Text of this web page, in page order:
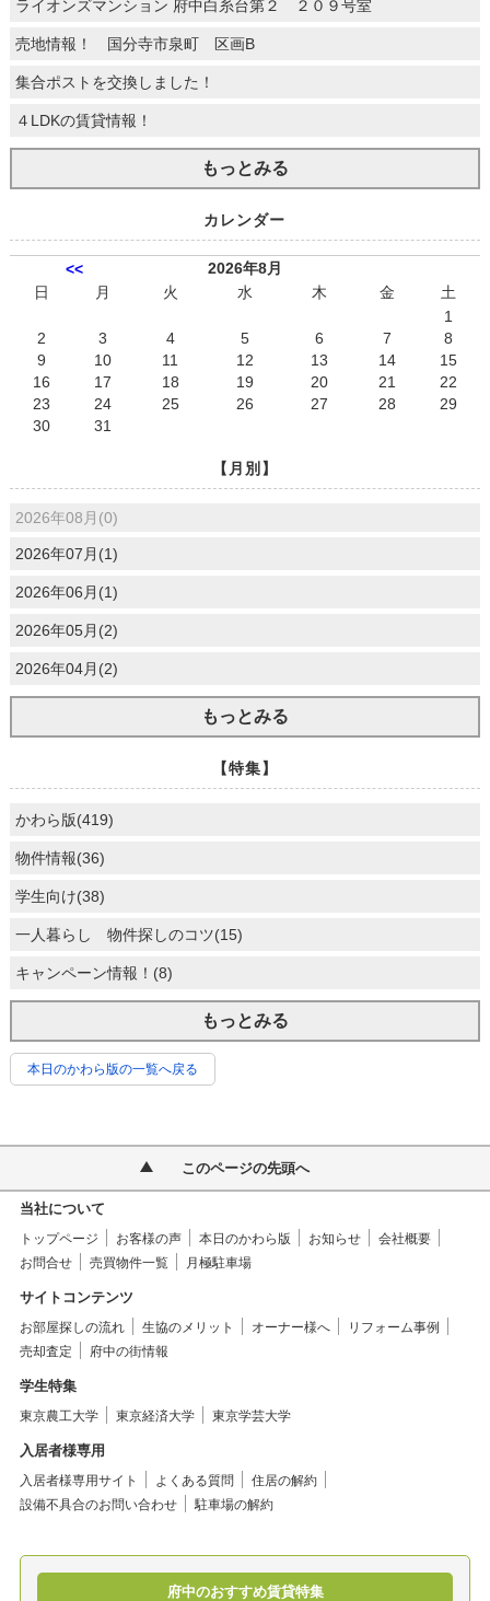
ライオンズマンション 府中白糸台第２ ２０９号室
売地情報！ 国分寺市泉町 区画B
集合ポストを交換しました！
４LDKの賃貸情報！
もっとみる
カレンダー
<<
2026年8月
日
月 火 水 木 金
土
1
2
3 4 5 6 7
8
9
10 11 12 13 14
15
16
17 18 19 20 21
22
23
24 25 26 27 28
29
30
31
【月別】
2026年08月(0)
2026年07月(1)
2026年06月(1)
2026年05月(2)
2026年04月(2)
もっとみる
【特集】
かわら版(419)
物件情報(36)
学生向け(38)
一人暮らし 物件探しのコツ(15)
キャンペーン情報！(8)
もっとみる
本日のかわら版の一覧へ戻る
このページの先頭へ
当社について
トップページ お客様の声 本日のかわら版 お知らせ
会社概要
お問合せ
売買物件一覧 月極駐車場
サイトコンテンツ
お部屋探しの流れ 生協のメリット オーナー様へ
リフォーム事例
売却査定
府中の街情報
学生特集
東京農工大学 東京経済大学 東京学芸大学
入居者様専用
入居者様専用サイト よくある質問
住居の解約
設備不具合のお問い合わせ
駐車場の解約
府中のおすすめ賃貸特集